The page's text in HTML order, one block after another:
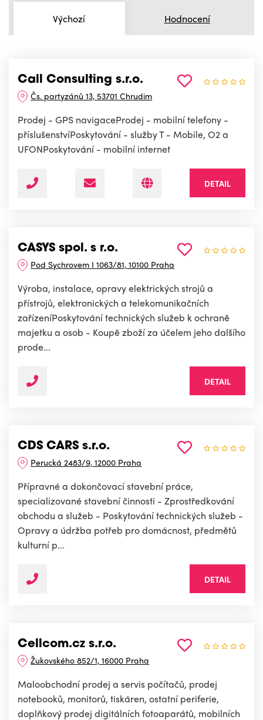
Výchozí Hodnocení
Call Consulting s.r.o.
Čs. partyzánů 13, 53701 Chrudim
Prodej - GPS navigaceProdej - mobilní telefony -
příslušenstvíPoskytování - služby T - Mobile, O2 a
UFONPoskytování - mobilní internet
DETAIL
CASYS spol. s r.o.
Pod Sychrovem I 1063/81, 10100 Praha
Výroba, instalace, opravy elektrických strojů a
přístrojů, elektronických a telekomunikačních
zařízeníPoskytování technických služeb k ochraně
majetku a osob - Koupě zboží za účelem jeho dalšího
prode...
DETAIL
CDS CARS s.r.o.
Perucká 2483/9, 12000 Praha
Přípravné a dokončovací stavební práce,
specializované stavební činnosti - Zprostředkování
obchodu a služeb - Poskytování technických služeb -
Opravy a údržba potřeb pro domácnost, předmětů
kulturní p...
DETAIL
Cellcom.cz s.r.o.
Žukovského 852/1, 16000 Praha
Maloobchodní prodej a servis počítačů, prodej
notebooků, monitorů, tiskáren, ostatní periferie,
doplňkový prodej digitálních fotoaparátů, mobilních